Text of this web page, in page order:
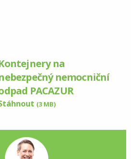
na
nemocniční
PACAZUR
(3 MB)